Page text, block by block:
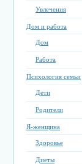
Увлечения
Дом и работа
Дом
Работа
Психология семьи
Дети
Родители
Я-женщина
Здоровье
Диеты